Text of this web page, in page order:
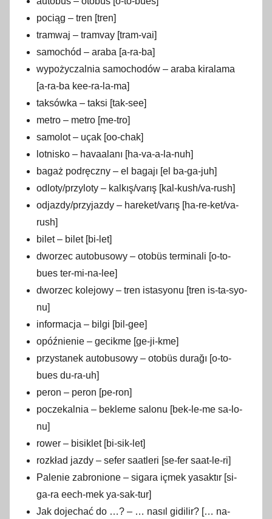
pociąg – tren [tren]
tramwaj – tramvay [tram-vai]
samochód – araba [a-ra-ba]
wypożyczalnia samochodów – araba kiralama
[a-ra-ba kee-ra-la-ma]
taksówka – taksi [tak-see]
metro – metro [me-tro]
samolot – uçak [oo-chak]
lotnisko – havaalanı [ha-va-a-la-nuh]
bagaż podręczny – el bagajı [el ba-ga-juh]
odloty/przyloty – kalkış/varış [kal-kush/va-rush]
odjazdy/przyjazdy – hareket/varış [ha-re-ket/va-
rush]
bilet – bilet [bi-let]
dworzec autobusowy – otobüs terminali [o-to-
bues ter-mi-na-lee]
dworzec kolejowy – tren istasyonu [tren is-ta-syo-
nu]
informacja – bilgi [bil-gee]
opóźnienie – gecikme [ge-ji-kme]
przystanek autobusowy – otobüs durağı [o-to-
bues du-ra-uh]
peron – peron [pe-ron]
poczekalnia – bekleme salonu [bek-le-me sa-lo-
nu]
rower – bisiklet [bi-sik-let]
rozkład jazdy – sefer saatleri [se-fer saat-le-ri]
Palenie zabronione – sigara içmek yasaktır [si-
ga-ra eech-mek ya-sak-tur]
Jak dojechać do …? – … nasıl gidilir? [… na-